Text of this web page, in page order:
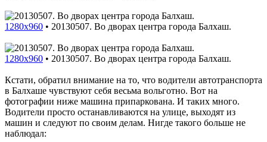
1280x960 • 20130507. Во дворах центра города Балхаш.
1280x960 • 20130507. Во дворах центра города Балхаш.
Кстати, обратил внимание на то, что водители автотранспорта
в Балхаше чувствуют себя весьма вольготно. Вот на
фотографии ниже машина припаркована. И таких много.
Водители просто останавливаются на улице, выходят из
машин и следуют по своим делам. Нигде такого больше не
наблюдал: